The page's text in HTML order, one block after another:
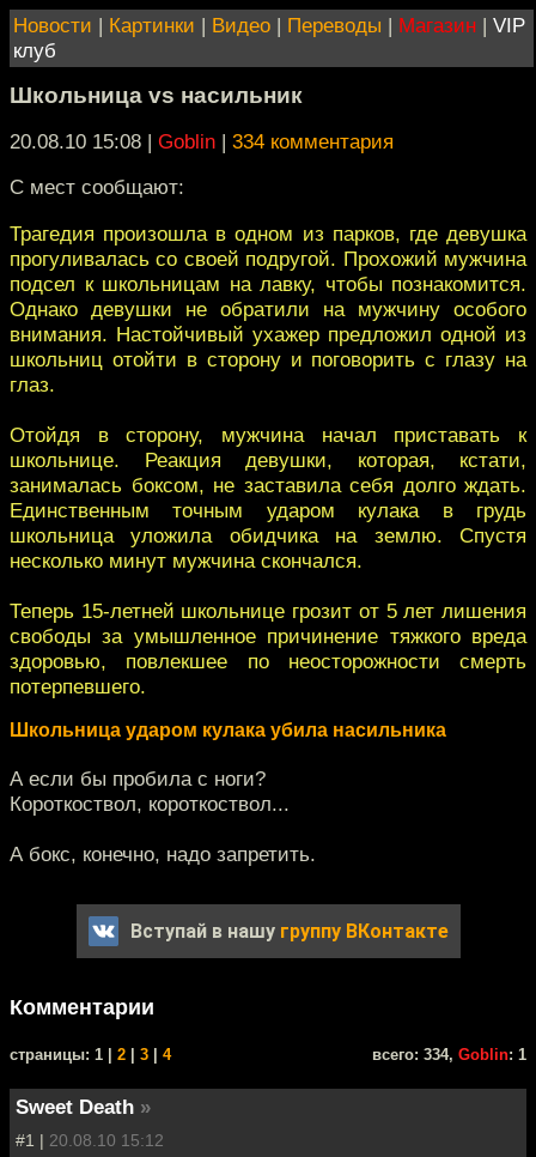
Новости | Картинки | Видео | Переводы | Магазин | VIP
клуб
Школьница vs насильник
20.08.10 15:08 | Goblin | 334 комментария
С мест сообщают:
Трагедия произошла в одном из парков, где девушка
прогуливалась со своей подругой. Прохожий мужчина
подсел к школьницам на лавку, чтобы познакомится.
Однако девушки не обратили на мужчину особого
внимания. Настойчивый ухажер предложил одной из
школьниц отойти в сторону и поговорить с глазу на
глаз.
Отойдя в сторону, мужчина начал приставать к
школьнице. Реакция девушки, которая, кстати,
занималась боксом, не заставила себя долго ждать.
Единственным точным ударом кулака в грудь
школьница уложила обидчика на землю. Спустя
несколько минут мужчина скончался.
Теперь 15-летней школьнице грозит от 5 лет лишения
свободы за умышленное причинение тяжкого вреда
здоровью, повлекшее по неосторожности смерть
потерпевшего.
Школьница ударом кулака убила насильника
А если бы пробила с ноги?
Короткоствол, короткоствол...
А бокс, конечно, надо запретить.
Вступай в нашу группу ВКонтакте
Комментарии
cтраницы: 1 | 2 3 4 всего: 334, Goblin: 1
Sweet Death »
#1 | 20.08.10 15:12